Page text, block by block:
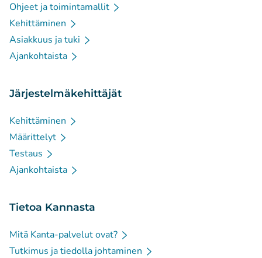
Ohjeet ja toimintamallit
Kehittäminen
Asiakkuus ja tuki
Ajankohtaista
Järjestelmäkehittäjät
Kehittäminen
Määrittelyt
Testaus
Ajankohtaista
Tietoa Kannasta
Mitä Kanta-palvelut ovat?
Tutkimus ja tiedolla johtaminen